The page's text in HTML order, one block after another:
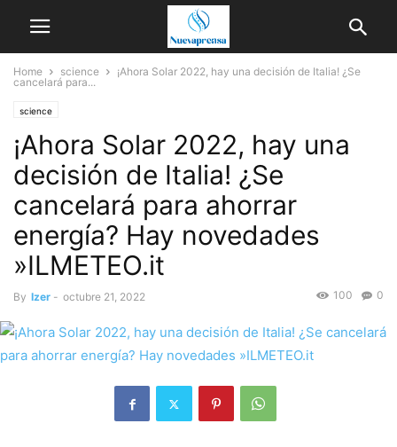
Home science
¡Ahora Solar 2022, hay una decisión de Italia! ¿Se
cancelará para...
science
¡Ahora Solar 2022, hay una
decisión de Italia! ¿Se
cancelará para ahorrar
energía? Hay novedades
»ILMETEO.it
By Izer - octubre 21, 2022 0
100